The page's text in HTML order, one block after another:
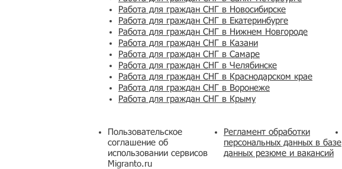
Работа для граждан СНГ в Новосибирске
Работа для граждан СНГ в Екатеринбурге
Работа для граждан СНГ в Нижнем Новгороде
Работа для граждан СНГ в Казани
Работа для граждан СНГ в Самаре
Работа для граждан СНГ в Челябинске
Работа для граждан СНГ в Краснодарском крае
Работа для граждан СНГ в Воронеже
Работа для граждан СНГ в Крыму
Пользовательское
соглашение об
использовании сервисов
Migranto.ru
Регламент обработки
персональных данных в базе
данных резюме и вакансий